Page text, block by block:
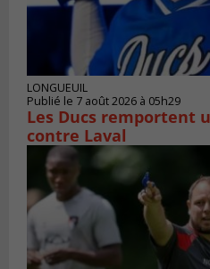
LONGUEUIL
Publié le 7 août 2026 à 05h29
Les Ducs remportent
contre Laval